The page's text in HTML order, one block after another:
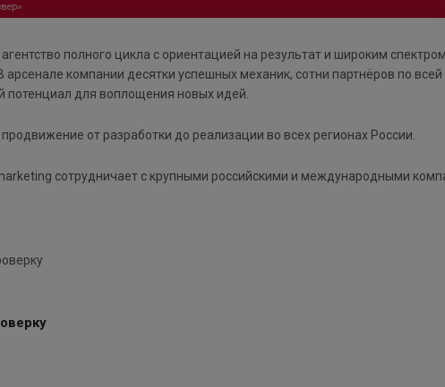
полного цикла с ориентацией на результат и широким
компании десятки успешных механик, сотни партнёров по всей
потенциал для воплощения новых идей.
от разработки до реализации во всех регионах России.
сотрудничает с крупными российскими и международными